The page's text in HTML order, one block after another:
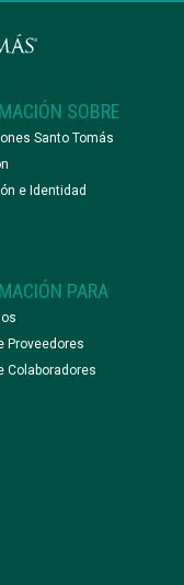
SOBRE
Santo Tomás
e Identidad
PARA
Proveedores
Colaboradores